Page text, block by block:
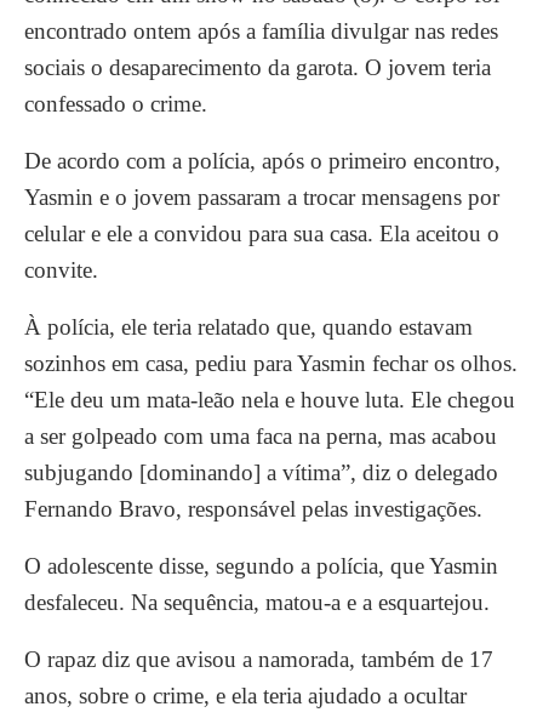
encontrado ontem após a família divulgar nas redes
sociais o desaparecimento da garota. O jovem teria
confessado o crime.
De acordo com a polícia, após o primeiro encontro,
Yasmin e o jovem passaram a trocar mensagens por
celular e ele a convidou para sua casa. Ela aceitou o
convite.
À polícia, ele teria relatado que, quando estavam
sozinhos em casa, pediu para Yasmin fechar os olhos.
“Ele deu um mata-leão nela e houve luta. Ele chegou
a ser golpeado com uma faca na perna, mas acabou
subjugando [dominando] a vítima”, diz o delegado
Fernando Bravo, responsável pelas investigações.
O adolescente disse, segundo a polícia, que Yasmin
desfaleceu. Na sequência, matou-a e a esquartejou.
O rapaz diz que avisou a namorada, também de 17
anos, sobre o crime, e ela teria ajudado a ocultar